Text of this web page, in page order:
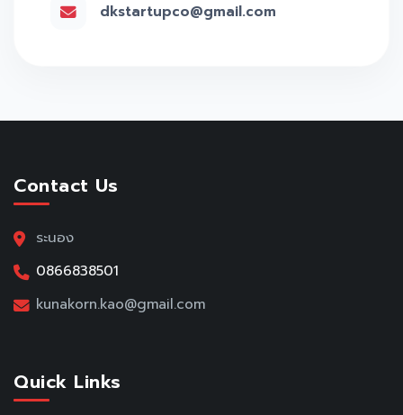
dkstartupco@gmail.com
Contact Us
ระนอง
0866838501
kunakorn.kao@gmail.com
Quick Links